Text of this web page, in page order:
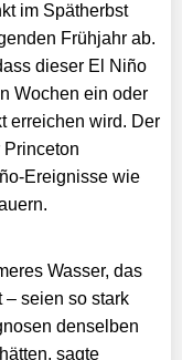
im Spätherbst
Frühjahr ab.
dieser El Niño
Wochen ein oder
erreichen wird. Der
Princeton
Ereignisse wie
Wasser, das
– seien so stark
denselben
sagte